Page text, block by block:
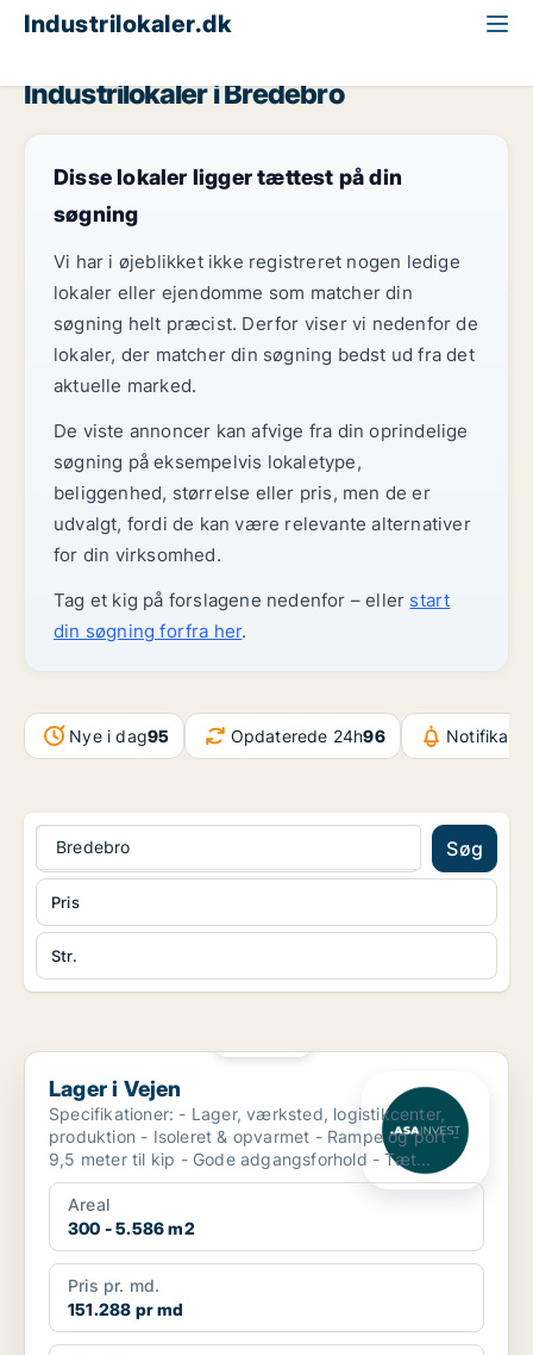
Industrilokaler.dk
Industrilokaler i Bredebro
Disse lokaler ligger tættest på din
søgning
Vi har i øjeblikket ikke registreret nogen ledige
lokaler eller ejendomme som matcher din
søgning helt præcist. Derfor viser vi nedenfor de
lokaler, der matcher din søgning bedst ud fra det
aktuelle marked.
De viste annoncer kan afvige fra din oprindelige
søgning på eksempelvis lokaletype,
beliggenhed, størrelse eller pris, men de er
udvalgt, fordi de kan være relevante alternativer
for din virksomhed.
Tag et kig på forslagene nedenfor – eller start
din søgning forfra her.
Nye i dag95 Opdaterede 24h96
Bredebro Søg
Str.
Pris
Lager i Vejen
Lager i Vejen
Specifikationer: - Lager, værksted, logistikcenter,
produktion - Isoleret & opvarmet - Rampe og port -
9,5 meter til kip - Gode adgangsforhold - Tæt...
Areal
300 - 5.586 m2
Pris pr. md.
151.288 pr md